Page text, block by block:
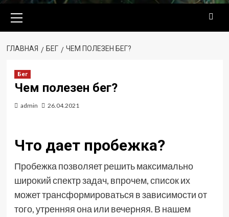
меню
ГЛАВНАЯ БЕГ ЧЕМ ПОЛЕЗЕН БЕГ?
Бег
Чем полезен бег?
admin 26.04.2021
Что дает пробежка?
Пробежка позволяет решить максимально
широкий спектр задач, впрочем, список их
может трансформироваться в зависимости от
того, утренняя она или вечерняя. В нашем